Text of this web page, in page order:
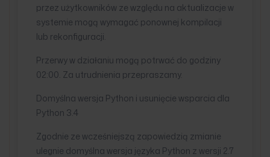
przez użytkowników ze względu na aktualizacje w
systemie mogą wymagać ponownej kompilacji
lub rekonfiguracji.
Przerwy w działaniu mogą potrwać do godziny
02:00. Za utrudnienia przepraszamy.
Domyślna wersja Python i usunięcie wsparcia dla
Python 3.4
Zgodnie ze wcześniejszą zapowiedzią zmianie
ulegnie domyślna wersja języka Python z wersji 2.7